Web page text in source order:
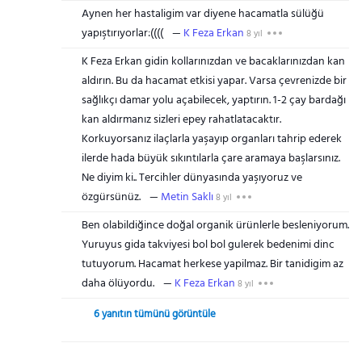
Aynen her hastaligim var diyene hacamatla sülüğü
yapıştırıyorlar:((((
K Feza Erkan 8 yıl
K Feza Erkan gidin kollarınızdan ve bacaklarınızdan kan
aldırın. Bu da hacamat etkisi yapar. Varsa çevrenizde bir
sağlıkçı damar yolu açabilecek, yaptırın. 1-2 çay bardağı
kan aldırmanız sizleri epey rahatlatacaktır.
Korkuyorsanız ilaçlarla yaşayıp organları tahrip ederek
ilerde hada büyük sıkıntılarla çare aramaya başlarsınız.
Ne diyim ki.. Tercihler dünyasında yaşıyoruz ve
özgürsünüz.
Metin Saklı8 yıl
Ben olabildiğince doğal organik ürünlerle besleniyorum.
Yuruyus gida takviyesi bol bol gulerek bedenimi dinc
tutuyorum. Hacamat herkese yapilmaz. Bir tanidigim az
daha ölüyordu.
K Feza Erkan 8 yıl
6 yanıtın tümünü görüntüle